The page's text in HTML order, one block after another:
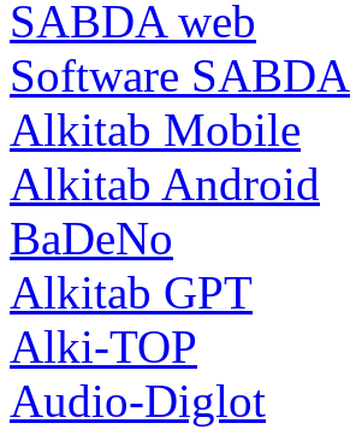
SABDA web
Software SABDA
Alkitab Mobile
Alkitab Android
BaDeNo
Alkitab GPT
Alki-TOP
Audio-Diglot